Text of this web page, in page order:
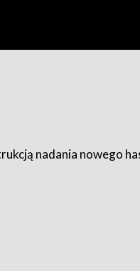
nadania nowego